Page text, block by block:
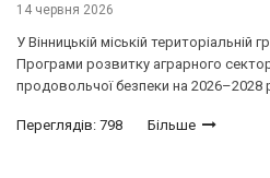
14 червня 2026
У Вінницькій міській територіальній
Програми розвитку аграрного
продовольчої безпеки на 2026–2028
Переглядів: 798 Більше